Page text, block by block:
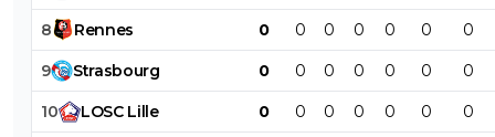
8 Rennes 0 0 0 0 0 0 0
9 Strasbourg 0 0 0 0 0 0 0
10 LOSC Lille 0 0 0 0 0 0 0